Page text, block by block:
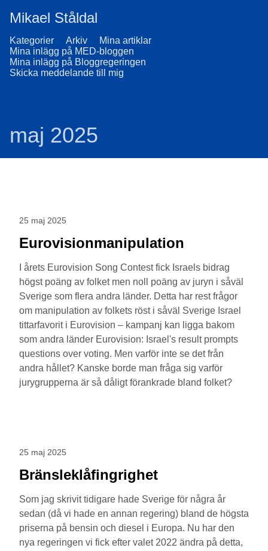
Mikael Ståldal
Kategorier Arkiv
Mina artiklar
Mina inlägg på MED-bloggen
Mina inlägg på Bloggregeringen
Skicka meddelande till mig
maj 2025
25 maj 2025
Eurovisionmanipulation
I årets Eurovision Song Contest fick Israels bidrag
högst poäng av folket men noll poäng av juryn i såväl
Sverige som flera andra länder. Detta har rest frågor
om manipulation av folkets röst i såväl Sverige Israel
tittarfavorit i Eurovision – kampanj kan ligga bakom
som andra länder Eurovision: Israel's result prompts
questions over voting. Men varför inte se det från
andra hållet? Kanske borde man fråga sig varför
jurygrupperna är så dåligt förankrade bland folket?
25 maj 2025
Bränsleklåfingrighet
Som jag skrivit tidigare hade Sverige för några år
sedan (då vi hade en annan regering) bland de högsta
priserna på bensin och diesel i Europa. Nu har den
nya regeringen vi fick efter valet 2022 ändra på detta,